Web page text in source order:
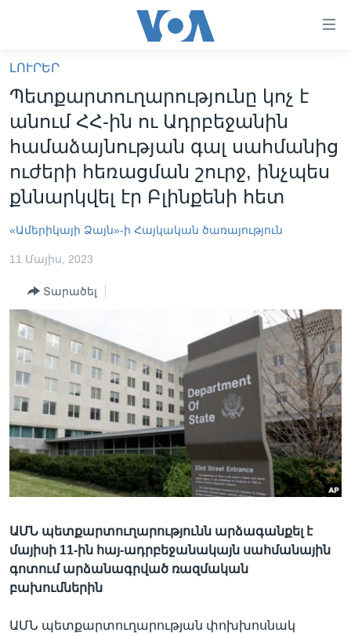
հիմնական
բովանդակությանը
անցնել
բովանդակությանը
հիմնական
բովանդակություն
ԼՈՒՐԵՐ
ՍՓՅՈՒՌՔ
ՏԵՍԱՆՅՈՒԹԵՐ
ՖԻԼՄԵՐ
ՖԻԼՄԵՐ
IN ENGLISH
ՄԵՐ ՄԱՍԻՆ
ՄԵՐ ՄԱՍԻՆ
ԿԱՊ ՄԵԶ ՀԵՏ
ՈՒԿՐԱԻՆԱԿԱՆ ՊԱՏԵՐԱԶՄ
Learning English
ՀԵՏԵՒԵՔ ՄԵԶ
Լեզուներ
ԼՈՒՐԵՐ
Պետքարտուղարությունը կոչ է
անում ՀՀ-ին ու Ադրբեջանին
համաձայնության գալ սահմանից
ուժերի հեռացման շուրջ, ինչպես
քննարկվել էր Բլինքենի հետ
«Ամերիկայի Ձայն»-ի Հայկական ծառայություն
11 Մայիս, 2023
Տարածել
ԱՄՆ պետքարտուղարությունն արձագանքել է
մայիսի 11-ին հայ-ադրբեջանակայն սահմանային
գոտում արձանագրված ռազմական
բախումներին
ԱՄՆ պետքարտուղարության փոխխոսնակ